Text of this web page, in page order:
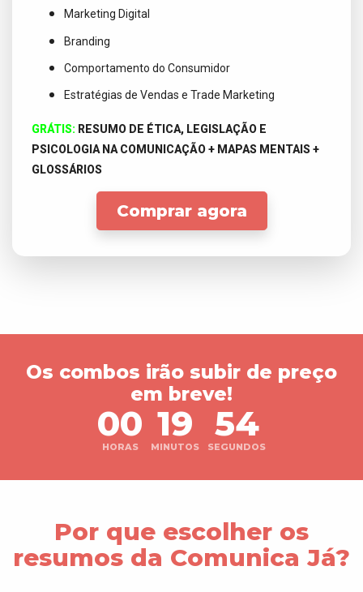
Marketing Digital
Branding
Comportamento do Consumidor
Estratégias de Vendas e Trade Marketing
GRÁTIS: RESUMO DE ÉTICA, LEGISLAÇÃO E
PSICOLOGIA NA COMUNICAÇÃO + MAPAS MENTAIS +
GLOSSÁRIOS
Comprar agora
Os combos irão subir de preço
em breve!
00
HORAS
19
MINUTOS
53
SEGUNDOS
Por que escolher os
resumos da Comunica Já?